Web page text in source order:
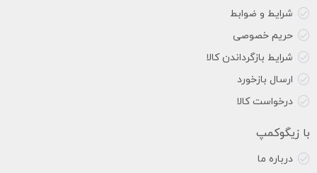
شرایط و ضوابط
حریم خصوصی
شرایط بازگرداندن کالا
ارسال بازخورد
درخواست کالا
با زیگوکمپ
درباره ما